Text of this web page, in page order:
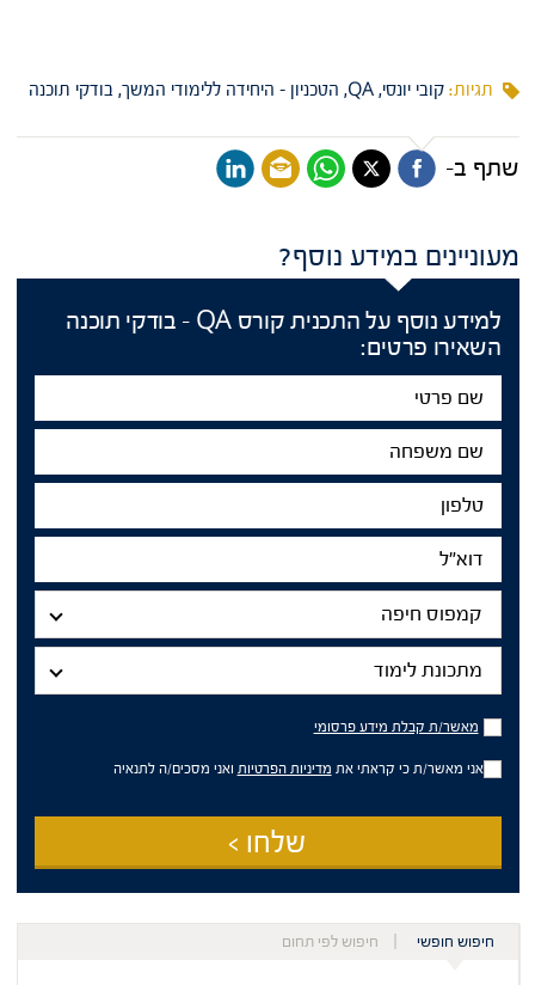
תגיות: קובי יונסי QA הטכניון - היחידה ללימודי המשך בודקי תוכנה
שתף ב-
מעוניינים במידע נוסף?
למידע נוסף על התכנית קורס QA - בודקי תוכנה
השאירו פרטים:
שם
פרטי
שם
משפחה
טלפון
דוא"ל
מיקום
הלימודים
קמפוס חיפה
מתכונת
לימוד
מתכונת לימוד
מאשר/ת
קבלת
מידע
פרסומי
מאשר/ת קבלת מידע פרסומי
אני מאשר/ת כי קראתי את מדיניות הפרטיות ואני מסכים/ה לתנאיה
שלחו >
חיפוש חופשי חיפוש לפי תחום